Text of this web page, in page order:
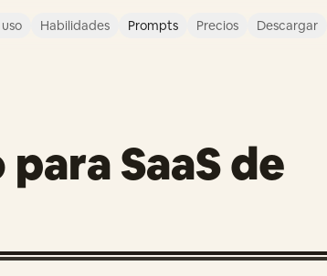
Habilidades Prompts Precios Descargar
SaaS de